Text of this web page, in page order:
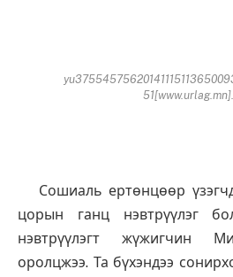
Сошиаль ертөнцөөр
цорын ганц нэвтрүүлэг
нэвтрүүлэгт жүжигчин
оролцжээ. Та бүхэндээ